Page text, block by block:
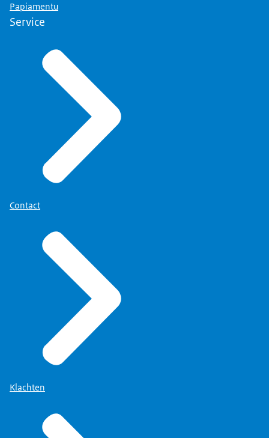
Papiamentu
Service
Contact
Klachten